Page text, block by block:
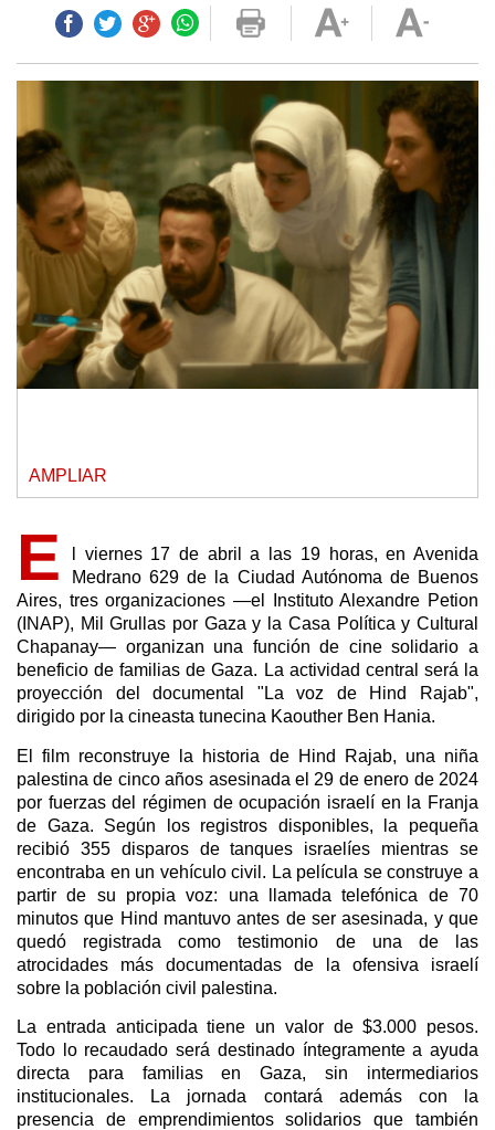
AMPLIAR
E
l viernes 17 de abril a las 19 horas, en Avenida
Medrano 629 de la Ciudad Autónoma de Buenos
Aires, tres organizaciones —el Instituto Alexandre Petion
(INAP), Mil Grullas por Gaza y la Casa Política y Cultural
Chapanay— organizan una función de cine solidario a
beneficio de familias de Gaza. La actividad central será la
proyección del documental "La voz de Hind Rajab",
dirigido por la cineasta tunecina Kaouther Ben Hania.
El film reconstruye la historia de Hind Rajab, una niña
palestina de cinco años asesinada el 29 de enero de 2024
por fuerzas del régimen de ocupación israelí en la Franja
de Gaza. Según los registros disponibles, la pequeña
recibió 355 disparos de tanques israelíes mientras se
encontraba en un vehículo civil. La película se construye a
partir de su propia voz: una llamada telefónica de 70
minutos que Hind mantuvo antes de ser asesinada, y que
quedó registrada como testimonio de una de las
atrocidades más documentadas de la ofensiva israelí
sobre la población civil palestina.
La entrada anticipada tiene un valor de $3.000 pesos.
Todo lo recaudado será destinado íntegramente a ayuda
directa para familias en Gaza, sin intermediarios
institucionales. La jornada contará además con la
presencia de emprendimientos solidarios que también